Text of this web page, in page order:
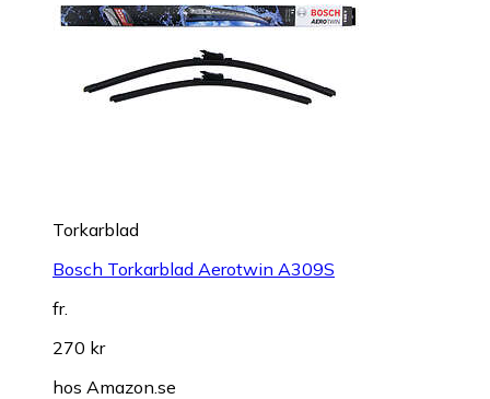
Torkarblad
Bosch Torkarblad Aerotwin A309S
fr.
270 kr
hos Amazon.se